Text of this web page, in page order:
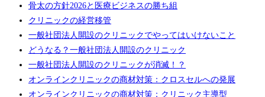
骨太の方針2026と医療ビジネスの勝ち組
クリニックの経営移管
一般社団法人開設のクリニックでやってはいけないこと
どうなる？一般社団法人開設のクリニック
一般社団法人開設のクリニックが消滅！？
オンラインクリニックの商材対策：クロスセルへの発展
オンラインクリニックの商材対策：クリニック主導型